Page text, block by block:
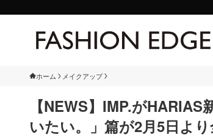
ホーム メイクアップ
【NEWS】IMP.が
いたい。」篇が2月5日よ